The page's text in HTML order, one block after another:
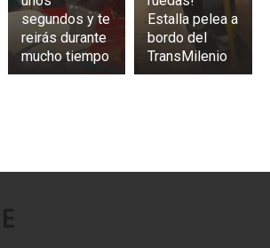
segundos y te
reirás durante
mucho tiempo
Estalla pelea a
bordo del
TransMilenio